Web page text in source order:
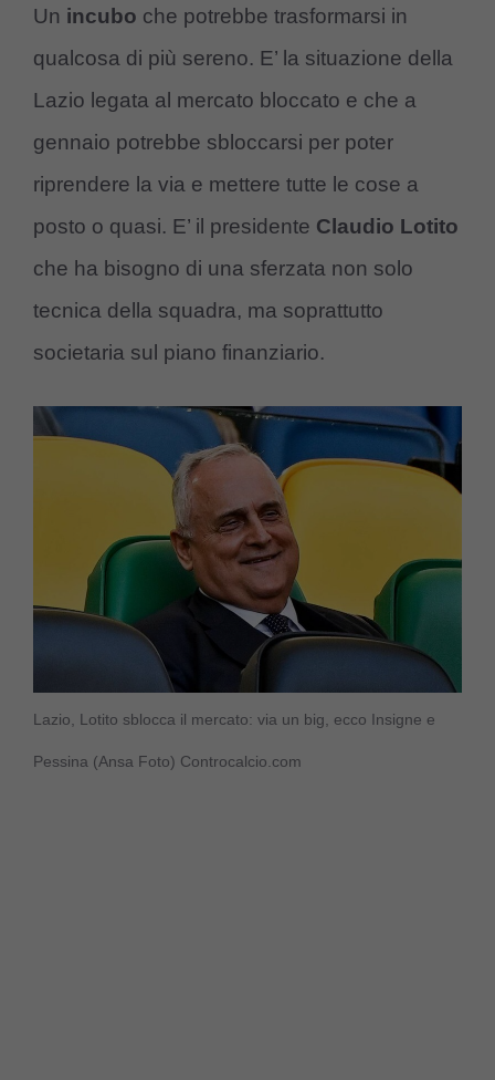
Un incubo che potrebbe trasformarsi in
qualcosa di più sereno. E’ la situazione della
Lazio legata al mercato bloccato e che a
gennaio potrebbe sbloccarsi per poter
riprendere la via e mettere tutte le cose a
posto o quasi. E’ il presidente Claudio Lotito
che ha bisogno di una sferzata non solo
tecnica della squadra, ma soprattutto
societaria sul piano finanziario.
Lazio, Lotito sblocca il mercato: via un big, ecco Insigne e
Pessina (Ansa Foto) Controcalcio.com